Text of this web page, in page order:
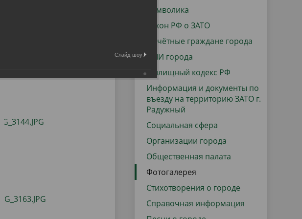
Городская среда
Региональный контроль
Поддержка малого и среднего
предпринимательства
Символика
Закон РФ о ЗАТО
Почётные граждане города
СМИ города
Жилищный кодекс РФ
Информация и документы по
въезду на территорию ЗАТО г.
Радужный
Социальная сфера
Организации города
Общественная палата
Фотогалерея
Стихотворения о городе
Справочная информация
Слайд-шоу: